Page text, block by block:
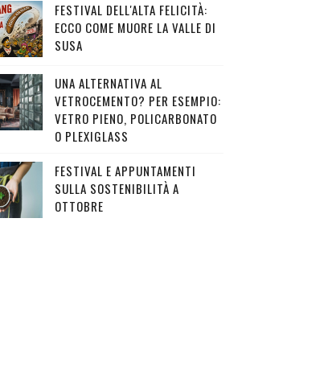
FESTIVAL DELL'ALTA FELICITÀ:
ECCO COME MUORE LA VALLE DI
SUSA
UNA ALTERNATIVA AL
VETROCEMENTO? PER ESEMPIO:
VETRO PIENO, POLICARBONATO
O PLEXIGLASS
FESTIVAL E APPUNTAMENTI
SULLA SOSTENIBILITÀ A
OTTOBRE